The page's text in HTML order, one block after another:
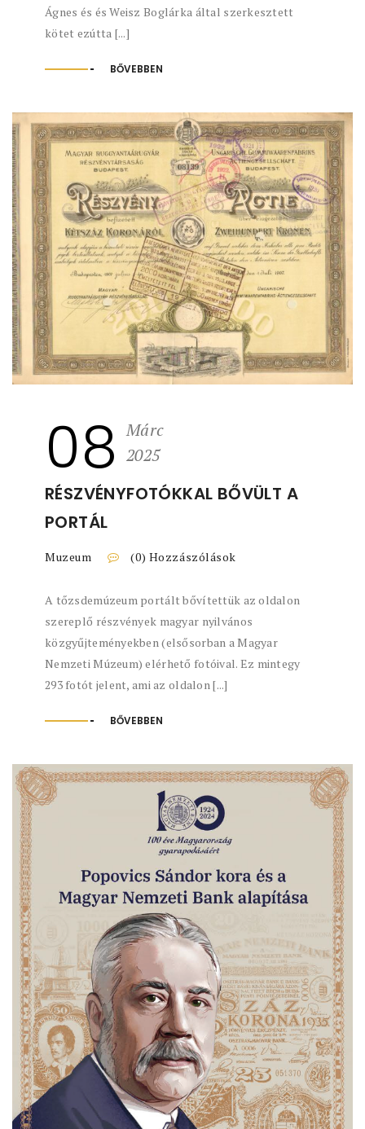
Ágnes és és Weisz Boglárka által szerkesztett
kötet ezútta [...]
BŐVEBBEN
08 Márc
2025
RÉSZVÉNYFOTÓKKAL BŐVÜLT A
PORTÁL
Muzeum (0) Hozzászólások
A tőzsdemúzeum portált bővítettük az oldalon
szereplő részvények magyar nyilvános
közgyűjteményekben (elsősorban a Magyar
Nemzeti Múzeum) elérhető fotóival. Ez mintegy
293 fotót jelent, ami az oldalon [...]
BŐVEBBEN